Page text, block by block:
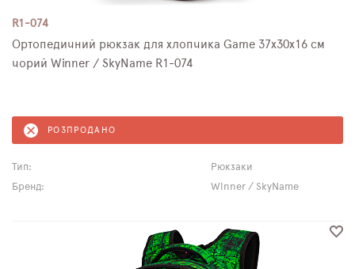
R1-074
Ортопедичний рюкзак для хлопчика Game 37х30х16 см
чорий Winner / SkyName R1-074
РОЗПРОДАНО
Тип:
Рюкзаки
Бренд:
Winner / SkyName